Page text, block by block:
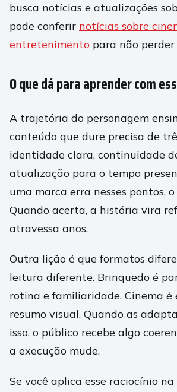
busca notícias e atualizações
pode conferir notícias sobre
entretenimento para não perder
O que dá para aprender com
A trajetória do personagem
conteúdo que dure precisa de
identidade clara, continuidade
atualização para o tempo
uma marca erra nesses pontos,
Quando acerta, a história vira
atravessa anos.
Outra lição é que formatos
leitura diferente. Brinquedo é
rotina e familiaridade. Cinema é
resumo visual. Quando as
isso, o público recebe algo
a execução mude.
Se você aplica esse raciocínio